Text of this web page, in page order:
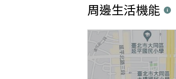
周邊生活機能